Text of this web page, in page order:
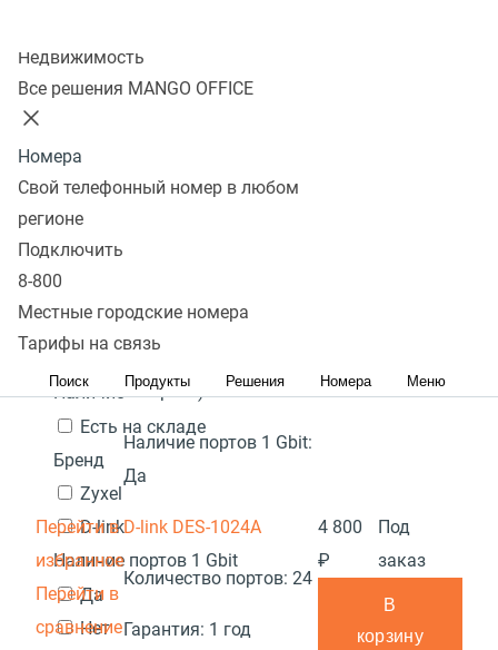
Недвижимость
Все решения MANGO OFFICE
Номера
Свой телефонный номер в любом
регионе
Подключить
8-800
Местные городские номера
Тарифы на связь
Поиск Продукты Решения Номера Меню
В избранном 0 товаров
Сбросить
Популярные
Популярные
С высоким рейтингом
Цена, руб.:
Наличие
Есть на складе
Бренд
Zyxel
D-link
Наличие портов 1 Gbit
Да
Нет
Перейти в
избранное
сравнение
Наличие PoE (питание
интернет):Нет
Наличие портов 1 Gbit:
Да
Перейти в
избранное
Перейти в
сравнение
D-link DES-1024A
Количество портов: 24
Гарантия: 1 год
4 800
₽
Под
заказ
В
корзину